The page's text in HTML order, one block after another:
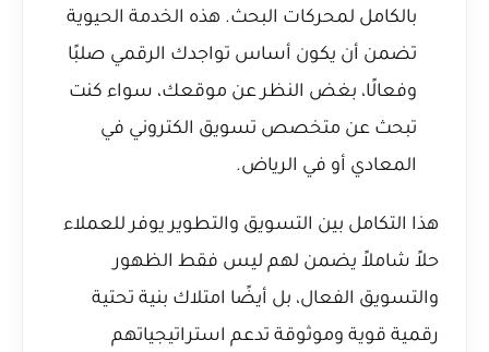
بالكامل لمحركات البحث. هذه الخدمة الحيوية
تضمن أن يكون أساس تواجدك الرقمي صلبًا
وفعالًا، بغض النظر عن موقعك، سواء كنت
تبحث عن متخصص تسويق الكتروني في
المعادي أو في الرياض.
هذا التكامل بين التسويق والتطوير يوفر للعملاء
حلاً شاملاً يضمن لهم ليس فقط الظهور
والتسويق الفعال، بل أيضًا امتلاك بنية تحتية
رقمية قوية وموثوقة تدعم استراتيجياتهم